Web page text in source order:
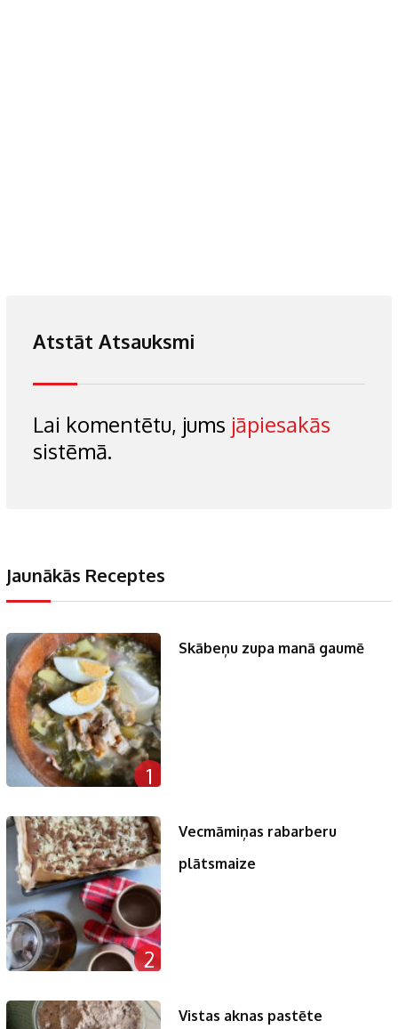
Atstāt Atsauksmi
Lai komentētu, jums jāpiesakās
sistēmā.
Jaunākās Receptes
1
Skābeņu zupa manā gaumē
2
Vecmāmiņas rabarberu
plātsmaize
Vistas aknas pastēte